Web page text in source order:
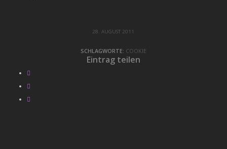
28. AUGUST 2011
SCHLAGWORTE: COOKIE
Eintrag teilen